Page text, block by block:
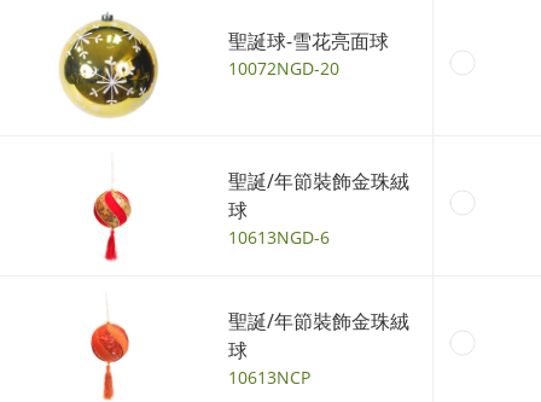
聖誕球-雪花亮面球
10072NGD-20
聖誕/年節裝飾金珠絨
球
10613NGD-6
聖誕/年節裝飾金珠絨
球
10613NCP